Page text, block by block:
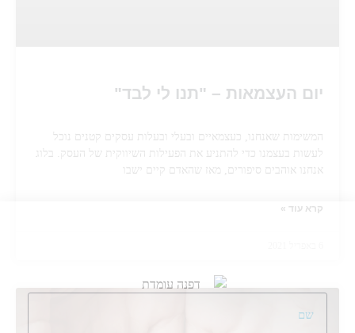
יום העצמאות – "תנו לי לבד"
המשימות שאנחנו, כעצמאיים ובעלי ובעלות עסקים קטנים נוכל
לעשות בעצמנו כדי להתניע את הפעילות השיווקית של העסק. בלוג
אנחנו אוהבים סיפורים, מאז שהאדם קיים ישבו
קרא עוד »